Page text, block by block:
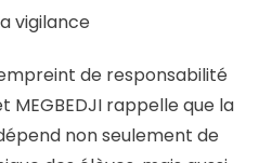
vigilance
de responsabilité
MEGBEDJI rappelle que la
non seulement de